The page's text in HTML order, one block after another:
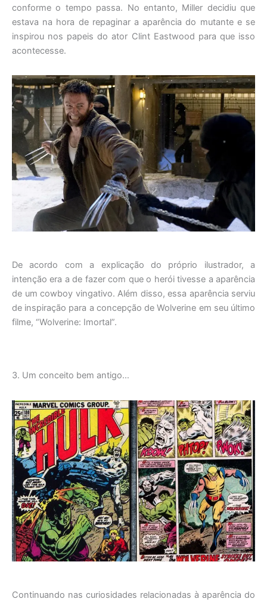
conforme o tempo passa. No entanto, Miller decidiu que
estava na hora de repaginar a aparência do mutante e se
inspirou nos papeis do ator Clint Eastwood para que isso
acontecesse.
De acordo com a explicação do próprio ilustrador, a
intenção era a de fazer com que o herói tivesse a aparência
de um cowboy vingativo. Além disso, essa aparência serviu
de inspiração para a concepção de Wolverine em seu último
filme, “Wolverine: Imortal”.
3. Um conceito bem antigo…
Continuando nas curiosidades relacionadas à aparência do